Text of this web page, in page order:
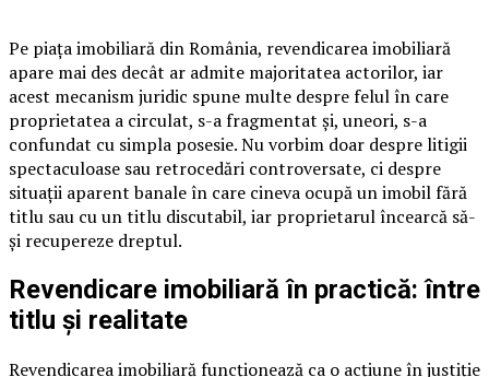
Pe piața imobiliară din România, revendicarea imobiliară
apare mai des decât ar admite majoritatea actorilor, iar
acest mecanism juridic spune multe despre felul în care
proprietatea a circulat, s-a fragmentat și, uneori, s-a
confundat cu simpla posesie. Nu vorbim doar despre litigii
spectaculoase sau retrocedări controversate, ci despre
situații aparent banale în care cineva ocupă un imobil fără
titlu sau cu un titlu discutabil, iar proprietarul încearcă să-
și recupereze dreptul.
Revendicare imobiliară în practică: între
titlu și realitate
Revendicarea imobiliară funcționează ca o acțiune în justiție